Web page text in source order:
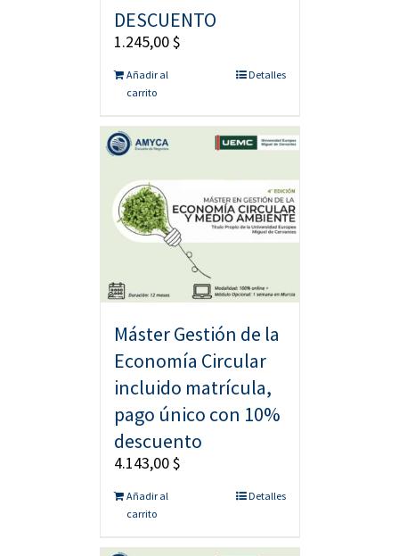
DESCUENTO
1.245,00$
Añadir al
carrito
Detalles
Máster Gestión de la
Economía Circular
incluido matrícula,
pago único con 10%
descuento
4.143,00$
Añadir al
carrito
Detalles